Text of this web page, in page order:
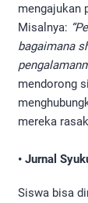
mengajukan
Misalnya:
bagaimana
mendorong
mereka
• Jurnal
Siswa bisa